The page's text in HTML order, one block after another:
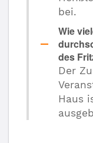
bei.
Wie
des
Der
Haus